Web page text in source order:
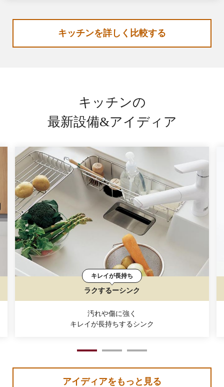
キッチンを詳しく比較する
キッチンの
最新設備&アイディア
キレイが長持ち
ラクするーシンク
汚れや傷に強く
キレイが長持ちするシンク
アイディアをもっと見る